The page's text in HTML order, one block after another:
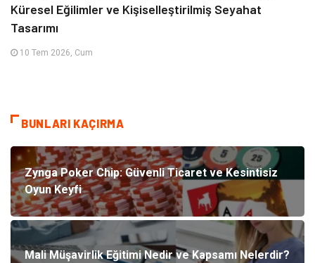
Küresel Eğilimler ve Kişiselleştirilmiş Seyahat
Tasarımı
10 Tem 2026, Cum
BUNLARI KAÇIRMA
Zynga Poker Chip: Güvenli Ticaret ve Kesintisiz
Oyun Keyfi
Mali Müşavirlik Eğitimi Nedir ve Kapsamı Nelerdir?